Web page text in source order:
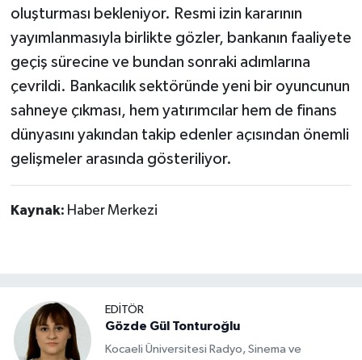
oluşturması bekleniyor. Resmi izin kararının
yayımlanmasıyla birlikte gözler, bankanın faaliyete
geçiş sürecine ve bundan sonraki adımlarına
çevrildi. Bankacılık sektöründe yeni bir oyuncunun
sahneye çıkması, hem yatırımcılar hem de finans
dünyasını yakından takip edenler açısından önemli
gelişmeler arasında gösteriliyor.
Kaynak: Haber Merkezi
EDİTÖR
Gözde Gül Tonturoğlu
Kocaeli Üniversitesi Radyo, Sinema ve